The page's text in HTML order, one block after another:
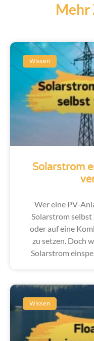
Mehr
Wissen
Solarstrom
Wer eine PV-
Solarstrom selbst
oder auf eine
zu setzen. Doch
Solarstrom
Wissen